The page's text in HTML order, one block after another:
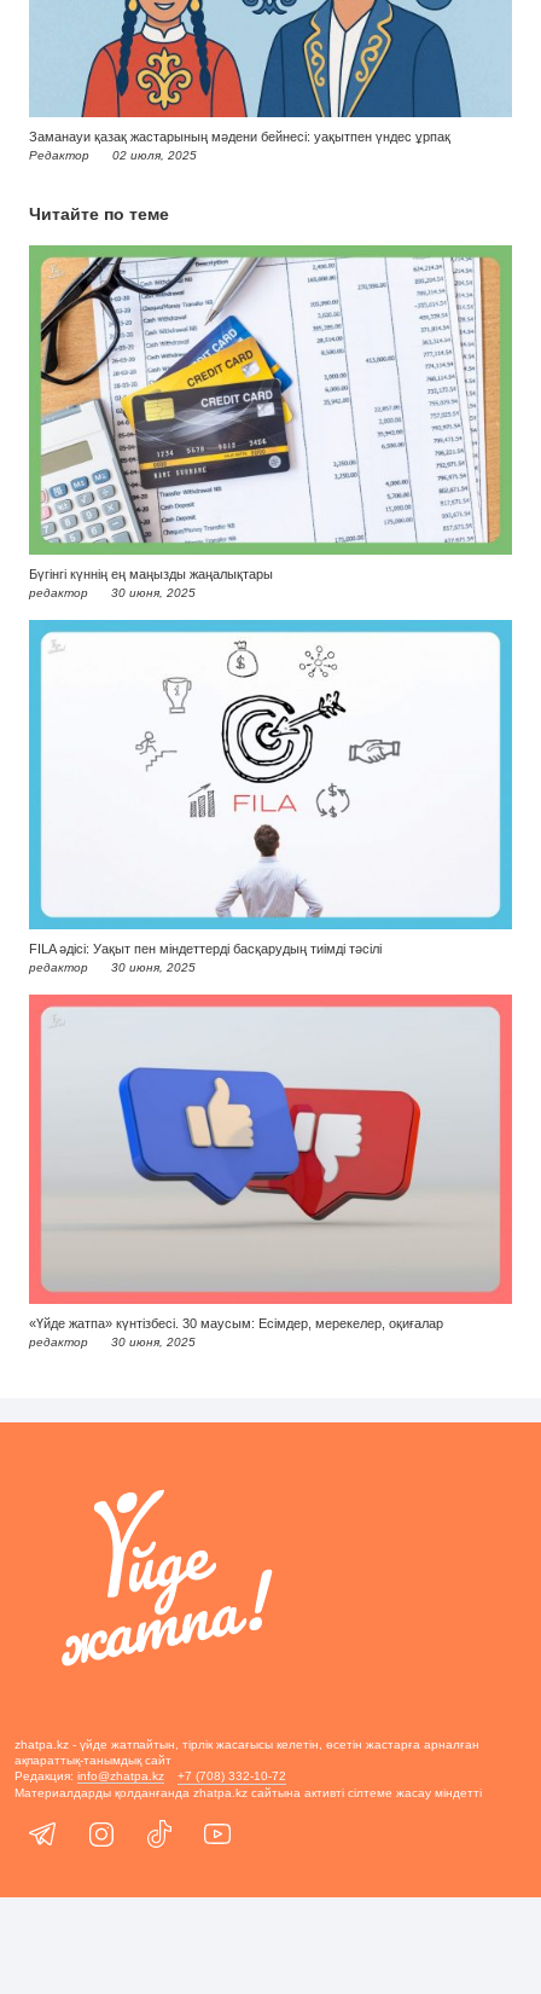
Заманауи қазақ жастарының мәдени бейнесі: уақытпен үндес ұрпақ
Редактор 02 июля, 2025
Читайте по теме
Бүгінгі күннің ең маңызды жаңалықтары
редактор 30 июня, 2025
FILA әдісі: Уақыт пен міндеттерді басқарудың тиімді тәсілі
редактор 30 июня, 2025
«Үйде жатпа» күнтізбесі. 30 маусым: Есімдер, мерекелер, оқиғалар
редактор 30 июня, 2025
zhatpa.kz - үйде жатпайтын, тірлік жасағысы келетін, өсетін жастарға арналған
ақпараттық-танымдық сайт
Редакция: info@zhatpa.kz
+7 (708) 332-10-72
Материалдарды қолданғанда zhatpa.kz сайтына активті сілтеме жасау міндетті